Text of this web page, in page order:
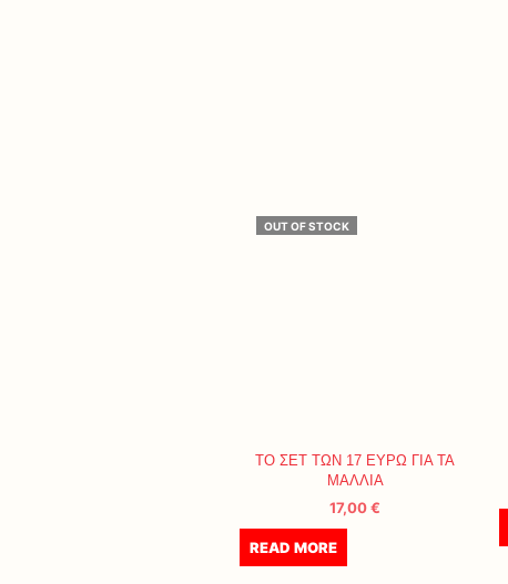
OUT OF STOCK
ΤΟ ΣΕΤ ΤΩΝ 17 ΕΥΡΩ ΓΙΑ ΤΑ
ΜΑΛΛΙΑ
17,00€
READ MORE